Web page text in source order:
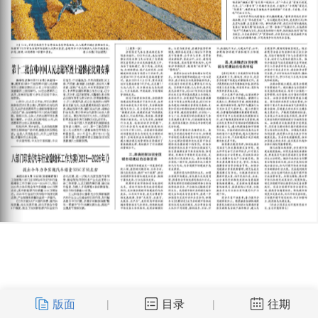
版面 | 目录 | 往期